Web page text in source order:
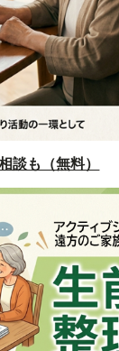
談も（無料）